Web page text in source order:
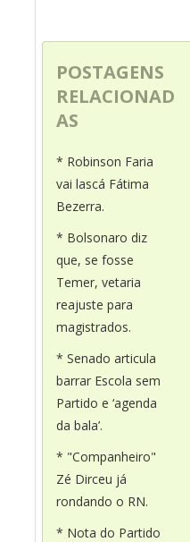
POSTAGENS
RELACIONAD
AS
* Robinson Faria
vai lascá Fátima
Bezerra.
* Bolsonaro diz
que, se fosse
Temer, vetaria
reajuste para
magistrados.
* Senado articula
barrar Escola sem
Partido e ‘agenda
da bala’.
* "Companheiro"
Zé Dirceu já
rondando o RN.
* Nota do Partido